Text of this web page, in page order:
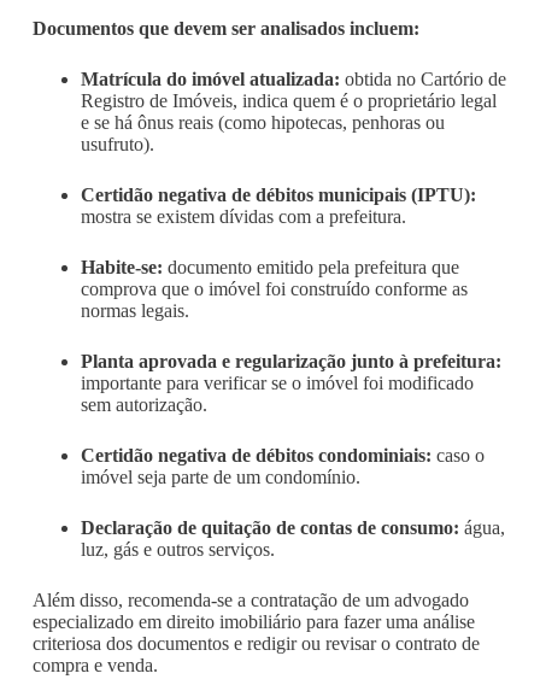
Documentos que devem ser analisados incluem:
Matrícula do imóvel atualizada: obtida no Cartório de
Registro de Imóveis, indica quem é o proprietário legal
e se há ônus reais (como hipotecas, penhoras ou
usufruto).
Certidão negativa de débitos municipais (IPTU):
mostra se existem dívidas com a prefeitura.
Habite-se: documento emitido pela prefeitura que
comprova que o imóvel foi construído conforme as
normas legais.
Planta aprovada e regularização junto à prefeitura:
importante para verificar se o imóvel foi modificado
sem autorização.
Certidão negativa de débitos condominiais: caso o
imóvel seja parte de um condomínio.
Declaração de quitação de contas de consumo: água,
luz, gás e outros serviços.
Além disso, recomenda-se a contratação de um advogado
especializado em direito imobiliário para fazer uma análise
criteriosa dos documentos e redigir ou revisar o contrato de
compra e venda.